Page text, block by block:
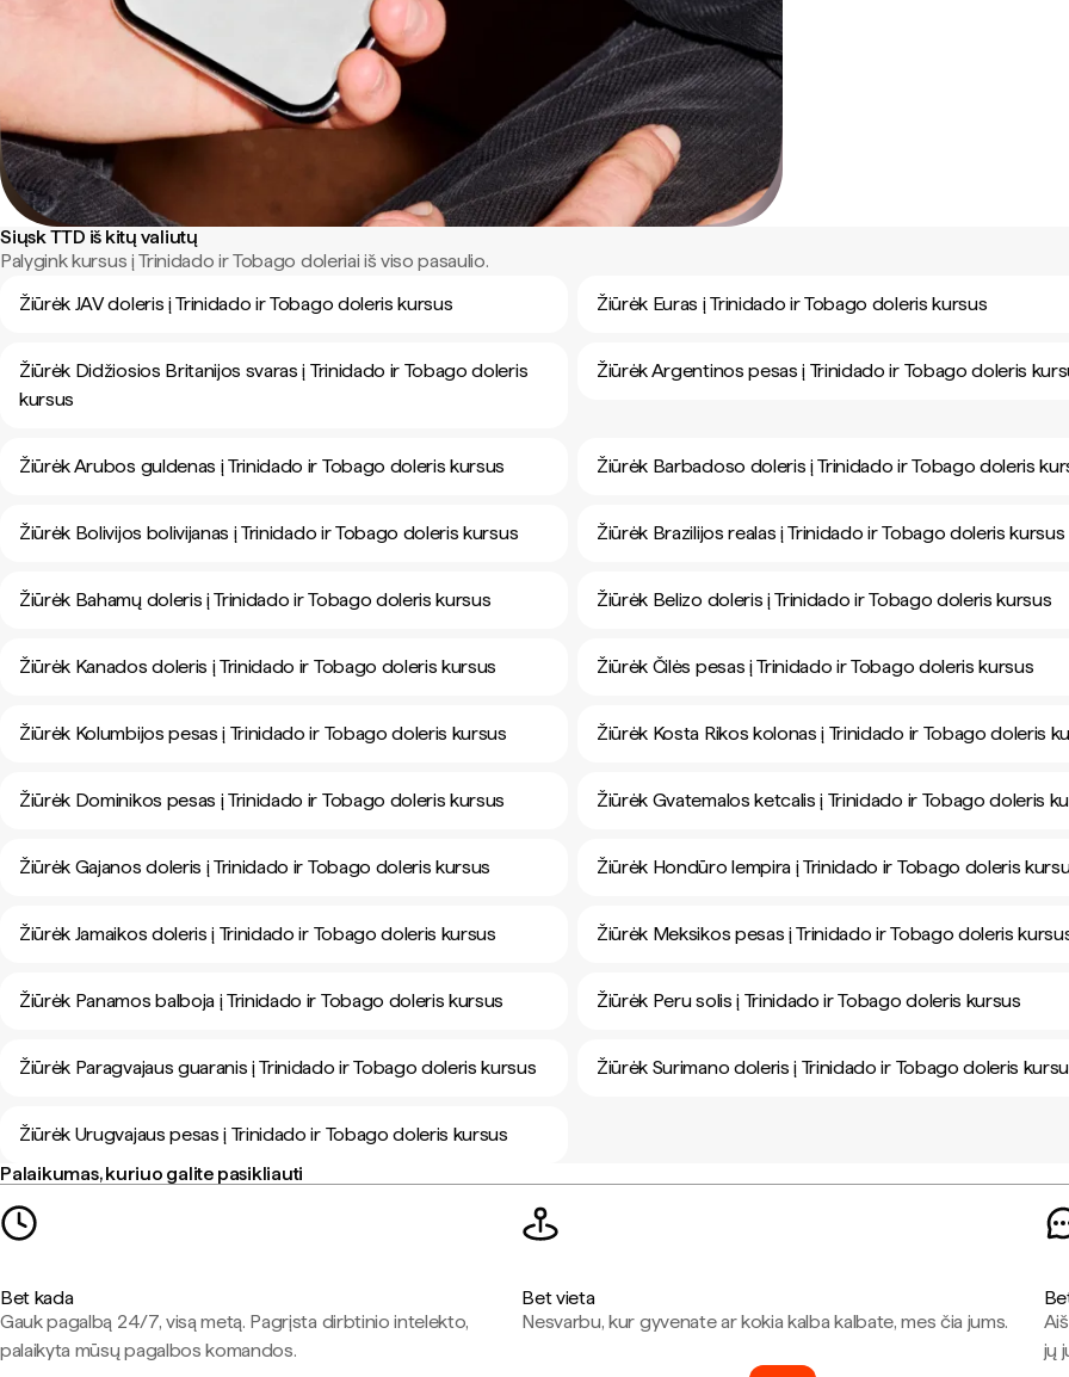
Siųsk TTD iš kitų valiutų
Palygink kursus į Trinidado ir Tobago doleriai iš viso pasaulio.
Žiūrėk JAV doleris į Trinidado ir Tobago doleris kursus
Žiūrėk Euras į Trinidado ir Tobago doleris kursus
Žiūrėk Didžiosios Britanijos svaras į Trinidado ir Tobago doleris
kursus
Žiūrėk Argentinos pesas į Trinidado ir Tobago doleris
Žiūrėk Arubos guldenas į Trinidado ir Tobago doleris kursus Žiūrėk Barbadoso doleris į Trinidado ir Tobago doleris
Žiūrėk Bolivijos bolivijanas į Trinidado ir Tobago doleris kursus Žiūrėk Brazilijos realas į Trinidado ir Tobago doleris kursus
Žiūrėk Bahamų doleris į Trinidado ir Tobago doleris kursus Žiūrėk Belizo doleris į Trinidado ir Tobago doleris kursus
Žiūrėk Kanados doleris į Trinidado ir Tobago doleris kursus Žiūrėk Čilės pesas į Trinidado ir Tobago doleris kursus
Žiūrėk Kolumbijos pesas į Trinidado ir Tobago doleris kursus Žiūrėk Kosta Rikos kolonas į Trinidado ir Tobago doleris
Žiūrėk Dominikos pesas į Trinidado ir Tobago doleris kursus Žiūrėk Gvatemalos ketcalis į Trinidado ir Tobago doleris
Žiūrėk Gajanos doleris į Trinidado ir Tobago doleris kursus Žiūrėk Hondūro lempira į Trinidado ir Tobago doleris
Žiūrėk Jamaikos doleris į Trinidado ir Tobago doleris kursus Žiūrėk Meksikos pesas į Trinidado ir Tobago doleris
Žiūrėk Panamos balboja į Trinidado ir Tobago doleris kursus Žiūrėk Peru solis į Trinidado ir Tobago doleris kursus
Žiūrėk Paragvajaus guaranis į Trinidado ir Tobago doleris kursus Žiūrėk Surimano doleris į Trinidado ir Tobago doleris
Žiūrėk Urugvajaus pesas į Trinidado ir Tobago doleris kursus
Palaikumas, kuriuo galite pasikliauti
Bet kada
Gauk pagalbą 24/7, visą metą. Pagrįsta dirbtinio intelekto,
palaikyta mūsų pagalbos komandos.
Bet vieta
Nesvarbu, kur gyvenate ar kokia kalba kalbate, mes čia jums.
jų